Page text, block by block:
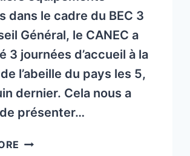
dans le cadre du BEC 3
Général, le CANEC a
3 journées d’accueil à la
l’abeille du pays les 5,
dernier. Cela nous a
présenter…
INFORMATIONS